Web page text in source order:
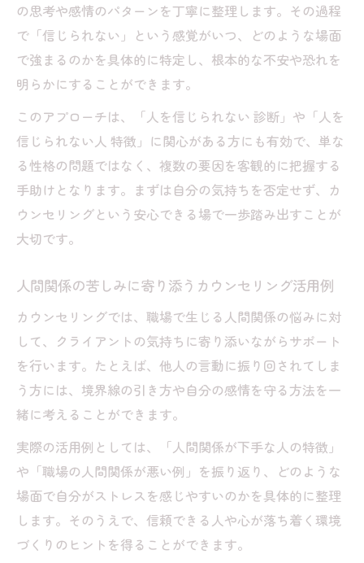
他人を信じられない時のカウンセリング的
距離感の作り方
カウンセリングで築く安心と信頼の境界線
の引き方
人間関係で消耗しやすい人がカウンセリングで
整理できること
信じられない人の特徴をカウンセリングで
カウンセリングが明らかにする人間関係の
癖や傾向
他人を信用できない心理をカウンセリング
で深掘り
カウンセリングで診断できる人間関係の問
題点
信じられない悩みと向き合うカウンセリング活
用の流れ
カウンセリングで信じられない悩みを話す
の思考や感情のパターンを丁寧に整理します。その過程
で「信じられない」という感覚がいつ、どのような場面
で強まるのかを具体的に特定し、根本的な不安や恐れを
明らかにすることができます。
このアプローチは、「人を信じられない 診断」や「人を
信じられない人 特徴」に関心がある方にも有効で、単な
る性格の問題ではなく、複数の要因を客観的に把握する
手助けとなります。まずは自分の気持ちを否定せず、カ
ウンセリングという安心できる場で一歩踏み出すことが
大切です。
人間関係の苦しみに寄り添うカウンセリング活用例
カウンセリングでは、職場で生じる人間関係の悩みに対
して、クライアントの気持ちに寄り添いながらサポート
を行います。たとえば、他人の言動に振り回されてしま
う方には、境界線の引き方や自分の感情を守る方法を一
緒に考えることができます。
実際の活用例としては、「人間関係が下手な人の特徴」
や「職場の人間関係が悪い例」を振り返り、どのような
場面で自分がストレスを感じやすいのかを具体的に整理
します。そのうえで、信頼できる人や心が落ち着く環境
づくりのヒントを得ることができます。